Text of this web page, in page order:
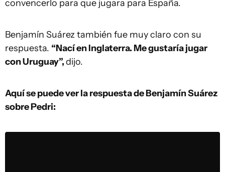
convencerlo para que jugara para España.
Benjamín Suárez también fue muy claro con su
respuesta. “Nací en Inglaterra. Me gustaría jugar
con Uruguay”,dijo.
Aquí se puede ver la respuesta de Benjamín Suárez
sobre Pedri: